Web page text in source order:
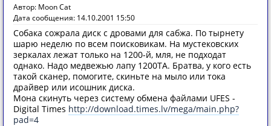
Автор: Moon Cat
Дата сообщения: 14.10.2001 15:50
Собака сожрала диск с дровами для сабжа. По тырнету
шарю неделю по всем поисковикам. На мустековских
зеркалах лежат только на 1200-й, мля, не подходат
однако. Надо медвежью лапу 1200ТА. Братва, у кого есть
такой сканер, помогите, скиньте на мыло или тока
драйвер или исошник диска.
Мона скинуть через систему обмена файлами UFES -
Digital Times http://download.times.lv/mega/main.php?
pad=4